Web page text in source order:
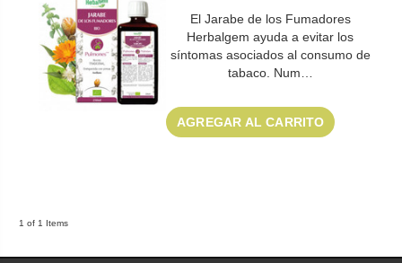
El Jarabe de los Fumadores
Herbalgem ayuda a evitar los
síntomas asociados al consumo de
tabaco. Num…
AGREGAR AL CARRITO
1 of 1 Items